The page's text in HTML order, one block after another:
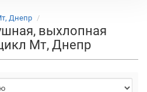
Днепр
выхлопная
Мт, Днепр